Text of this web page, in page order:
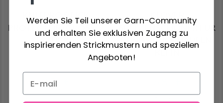
KNITPRO STICK
PROTECTOR (GROSS, 2 S
TÜCK)
2.50 €
SPITZENSCHONER FÜR
RUNDSTRICKNADELN,
KLEIN
Anzahl
Werden Sie Teil unserer Garn-Community
und erhalten Sie exklusiven Zugang zu
inspirierenden Strickmustern und speziellen
Angeboten!